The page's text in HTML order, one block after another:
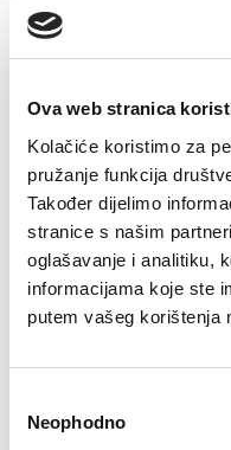
Ova web stranica
Kolačiće koristimo za
pružanje funkcija
Također dijelimo
stranice s našim
oglašavanje i analitiku,
informacijama koje ste
putem vašeg korištenja
Selection
Neophodno
BOJA
VELIČNA
38 C 40 C 42 C 44 C 46 C
Kalkulator velicine
- +
Sastav: